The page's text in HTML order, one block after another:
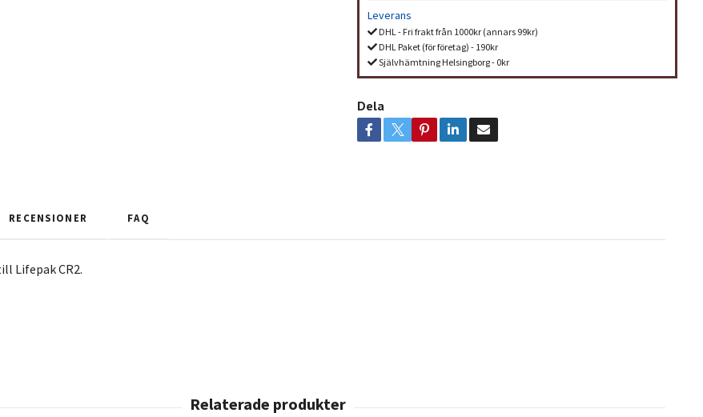
Leverans
DHL - Fri frakt från 1000kr (annars 99kr)
DHL Paket (för företag) - 190kr
Självhämtning Helsingborg - 0kr
Dela
RECENSIONER FAQ
Lifepak CR2.